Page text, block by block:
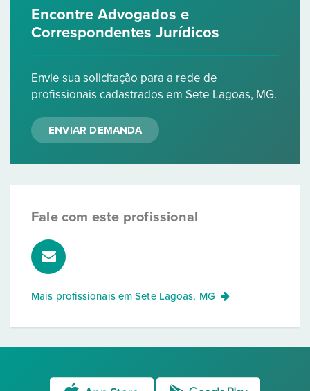
Encontre Advogados e
Correspondentes Jurídicos
Envie sua solicitação para a rede de
profissionais cadastrados em Sete Lagoas, MG.
ENVIAR DEMANDA
Fale com este profissional
Mais profissionais emSete Lagoas, MG